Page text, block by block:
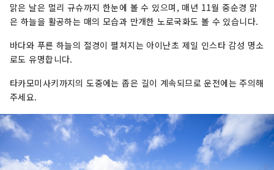
맑은 날은 멀리 규슈까지 한눈에 볼 수 있으며, 매년 11월 중순경 맑
은 하늘을 활공하는 매의 모습과 만개한 노로국화도 볼 수 있습니다.
바다와 푸른 하늘의 절경이 펼쳐지는 아이난초 제일 인스타 감성 명소
로도 유명합니다.
타카모미사키까지의 도중에는 좁은 길이 계속되므로 운전에는 주의해
주세요.